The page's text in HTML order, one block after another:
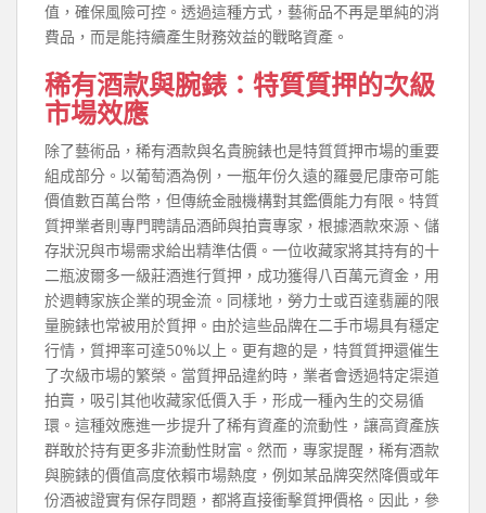
值，確保風險可控。透過這種方式，藝術品不再是單純的消
費品，而是能持續產生財務效益的戰略資產。
稀有酒款與腕錶：特質質押的次級
市場效應
除了藝術品，稀有酒款與名貴腕錶也是特質質押市場的重要
組成部分。以葡萄酒為例，一瓶年份久遠的羅曼尼康帝可能
價值數百萬台幣，但傳統金融機構對其鑑價能力有限。特質
質押業者則專門聘請品酒師與拍賣專家，根據酒款來源、儲
存狀況與市場需求給出精準估價。一位收藏家將其持有的十
二瓶波爾多一級莊酒進行質押，成功獲得八百萬元資金，用
於週轉家族企業的現金流。同樣地，勞力士或百達翡麗的限
量腕錶也常被用於質押。由於這些品牌在二手市場具有穩定
行情，質押率可達50%以上。更有趣的是，特質質押還催生
了次級市場的繁榮。當質押品違約時，業者會透過特定渠道
拍賣，吸引其他收藏家低價入手，形成一種內生的交易循
環。這種效應進一步提升了稀有資產的流動性，讓高資產族
群敢於持有更多非流動性財富。然而，專家提醒，稀有酒款
與腕錶的價值高度依賴市場熱度，例如某品牌突然降價或年
份酒被證實有保存問題，都將直接衝擊質押價格。因此，參